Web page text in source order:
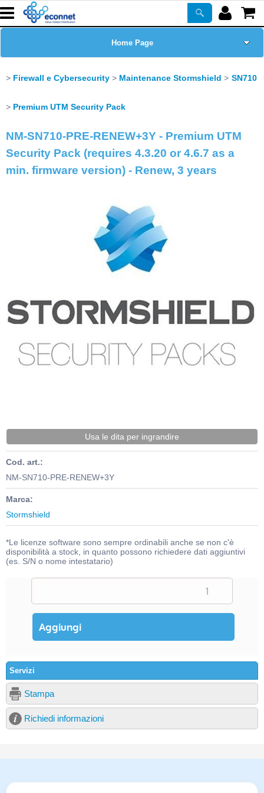
Home Page
Prodotti
Corsi
ASSISTENZA
Newsletter
PROMO ATTIVE
Firewall e Cybersecurity Maintenance Stormshield SN710
Premium UTM Security Pack
NM-SN710-PRE-RENEW+3Y - Premium UTM
Security Pack (requires 4.3.20 or 4.6.7 as a
min. firmware version) - Renew, 3 years
Usa le dita per ingrandire
Cod. art.:
NM-SN710-PRE-RENEW+3Y
Marca:
Stormshield
*Le licenze software sono sempre ordinabili anche se non c'è
disponibilità a stock, in quanto possono richiedere dati aggiuntivi
(es. S/N o nome intestatario)
Servizi
Stampa
Richiedi informazioni